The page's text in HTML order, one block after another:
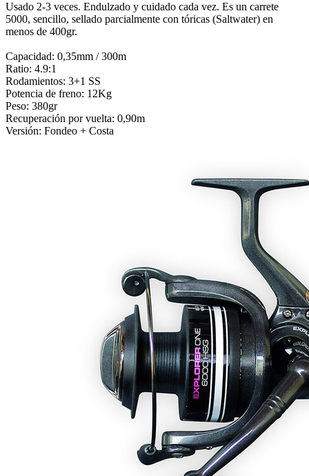
Usado 2-3 veces. Endulzado y cuidado cada vez. Es un carrete
5000, sencillo, sellado parcialmente con tóricas (Saltwater) en
menos de 400gr.
Capacidad: 0,35mm / 300m
Ratio: 4.9:1
Rodamientos: 3+1 SS
Potencia de freno: 12Kg
Peso: 380gr
Recuperación por vuelta: 0,90m
Versión: Fondeo + Costa